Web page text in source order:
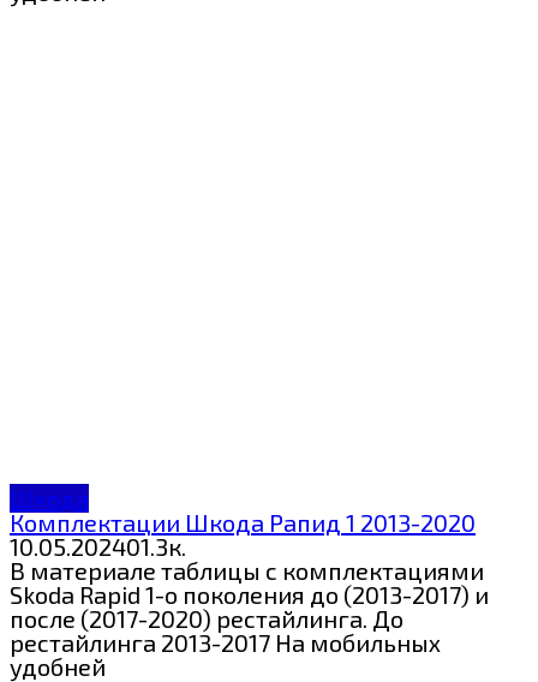
Шкода
Комплектации Шкода Рапид 1 2013-2020
10.05.202401.3к.
В материале таблицы с комплектациями
Skoda Rapid 1-о поколения до (2013-2017) и
после (2017-2020) рестайлинга. До
рестайлинга 2013-2017 На мобильных
удобней